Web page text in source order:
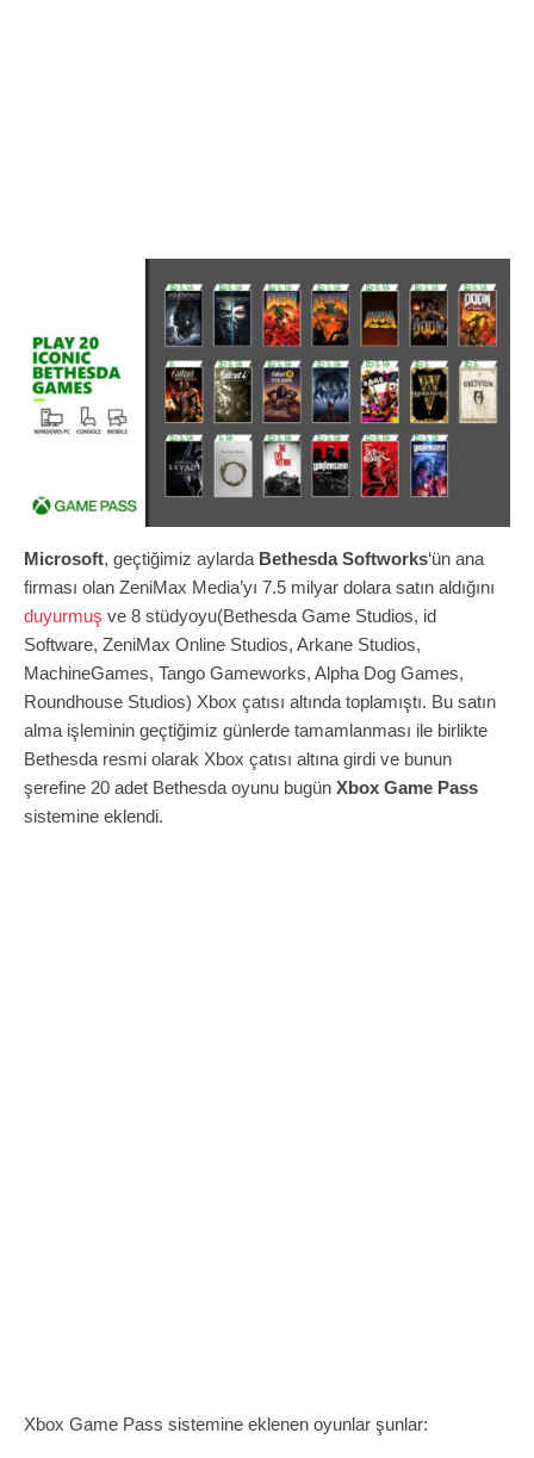
Microsoft, geçtiğimiz aylarda Bethesda Softworks‘ün ana
firması olan ZeniMax Media’yı 7.5 milyar dolara satın aldığını
duyurmuş ve 8 stüdyoyu(Bethesda Game Studios, id
Software, ZeniMax Online Studios, Arkane Studios,
MachineGames, Tango Gameworks, Alpha Dog Games,
Roundhouse Studios) Xbox çatısı altında toplamıştı. Bu satın
alma işleminin geçtiğimiz günlerde tamamlanması ile birlikte
Bethesda resmi olarak Xbox çatısı altına girdi ve bunun
şerefine 20 adet Bethesda oyunu bugün Xbox Game Pass
sistemine eklendi.
Xbox Game Pass sistemine eklenen oyunlar şunlar: